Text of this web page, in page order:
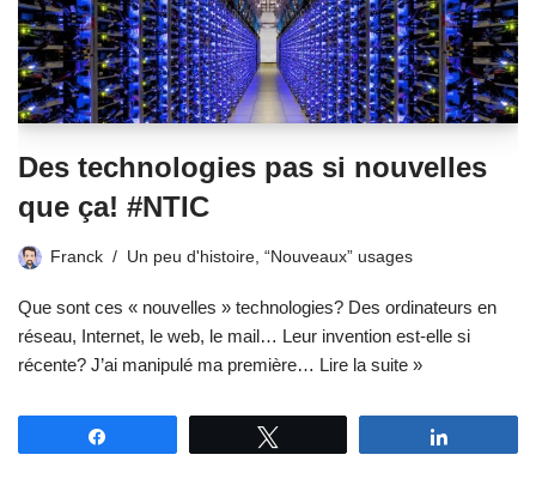
Des technologies pas si nouvelles
que ça! #NTIC
Franck Un peu d'histoire, “Nouveaux” usages
Que sont ces « nouvelles » technologies? Des ordinateurs en
réseau, Internet, le web, le mail… Leur invention est-elle si
récente? J’ai manipulé ma première… Lire la suite »